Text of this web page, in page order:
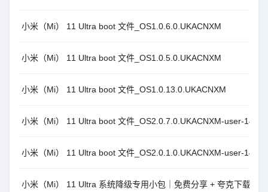
小米（Mi） 11 Ultra boot 文件_OS1.0.6.0.UKACNXM
小米（Mi） 11 Ultra boot 文件_OS1.0.5.0.UKACNXM
小米（Mi） 11 Ultra boot 文件_OS1.0.13.0.UKACNXM
小米（Mi） 11 Ultra boot 文件_OS2.0.7.0.UKACNXM-user-14.0
小米（Mi） 11 Ultra boot 文件_OS2.0.1.0.UKACNXM-user-14.0
小米（Mi） 11 Ultra 系统降级专用小包｜免费分享 + 夸克下载